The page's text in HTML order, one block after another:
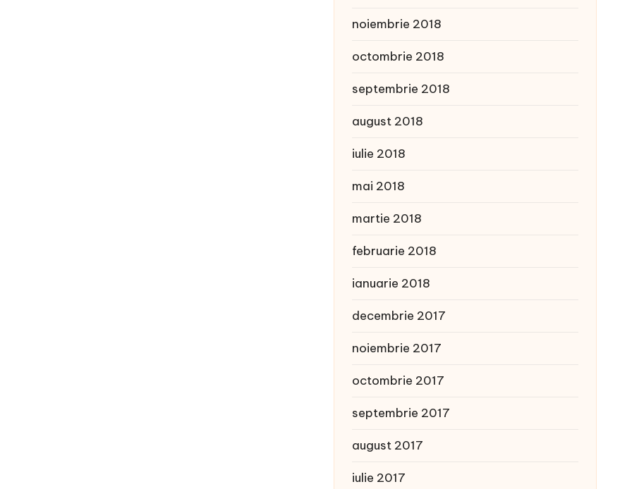
noiembrie 2018
octombrie 2018
septembrie 2018
august 2018
iulie 2018
mai 2018
martie 2018
februarie 2018
ianuarie 2018
decembrie 2017
noiembrie 2017
octombrie 2017
septembrie 2017
august 2017
iulie 2017